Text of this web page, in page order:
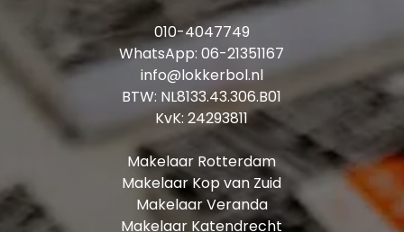
010-4047749
WhatsApp:06-21351167
info@lokkerbol.nl
BTW: NL8133.43.306.B01
KvK: 24293811
Makelaar Rotterdam
Makelaar Kop van Zuid
Makelaar Veranda
Makelaar Katendrecht